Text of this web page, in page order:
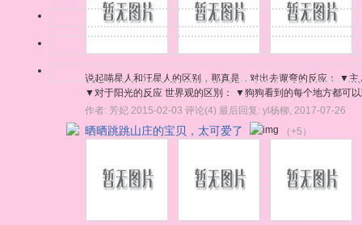
说起喵星人和汪星人的区别，那真是... 对出去遛弯的反应： ▼
▼对于阳光的反应 世界观的区別： ▼狗狗看到的每个地方都可
作者: 芳妃 2015-02-03 评论(4) 最后回复: yl杨柳 2017-07-26
晒晒跳跳山庄的宝贝，太可爱了 （+5）